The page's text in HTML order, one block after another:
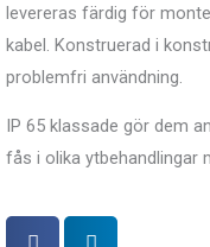
levereras färdig för
kabel. Konstruerad i
problemfri användning.
IP 65 klassade gör dem
fås i olika ytbehandlingar